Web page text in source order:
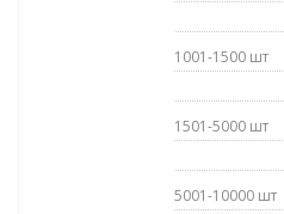
1001-1500 шт
1501-5000 шт
5001-10000 шт